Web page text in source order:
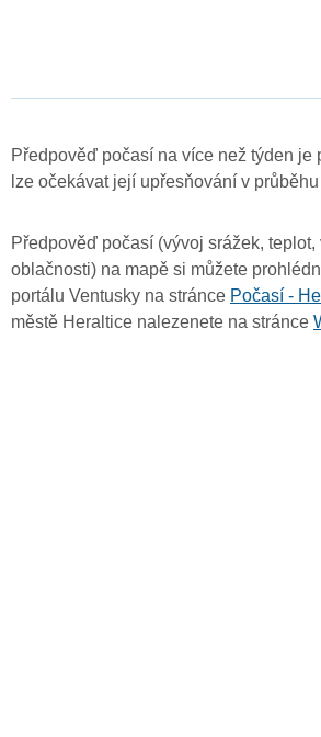
Předpověď počasí na více než týden je
lze očekávat její upřesňování v
Předpověď počasí (vývoj srážek, teplot,
oblačnosti) na mapě si můžete
portálu Ventusky na stránce Počasí -
městě Heraltice nalezenete na stránce